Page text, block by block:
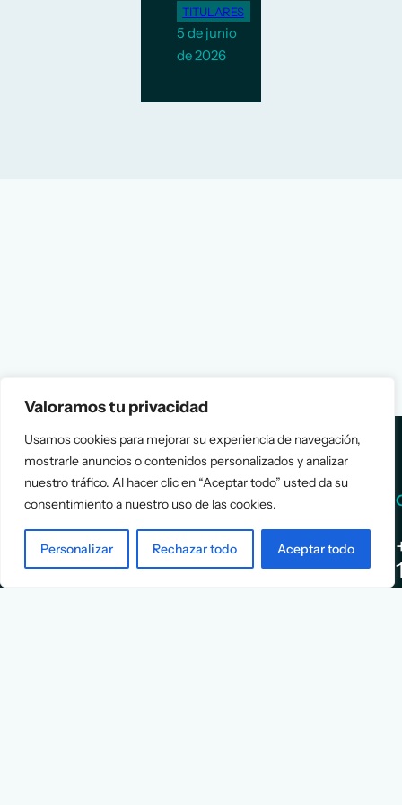
Valoramos tu privacidad
Usamos cookies para mejorar su experiencia de navegación,
mostrarle anuncios o contenidos personalizados y analizar
nuestro tráfico. Al hacer clic en “Aceptar todo” usted da su
consentimiento a nuestro uso de las cookies.
Personalizar Rechazar todo Aceptar todo
TITULARES
5 de junio
de 2026
Services
Assessment
Positioning
About Us
Services